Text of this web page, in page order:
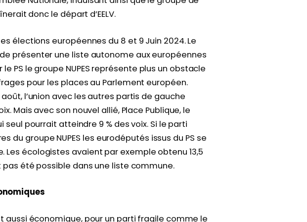
donc le départ d’EELV.
élections européennes du 8 et 9 Juin 2024. Le
présenter une liste autonome aux européennes
PS le groupe NUPES représente plus un obstacle
pour les places au Parlement européen.
l’union avec les autres partis de gauche
Mais avec son nouvel allié, Place Publique, le
seul pourrait atteindre 9 % des voix. Si le parti
groupe NUPES les eurodéputés issus du PS se
écologistes avaient par exemple obtenu 13,5
pas été possible dans une liste commune.
économique, pour un parti fragile comme le